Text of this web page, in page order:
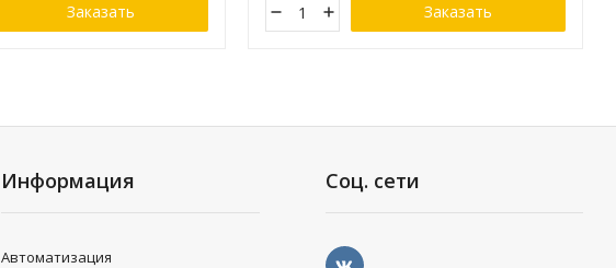
Заказать Заказать
Информация
Автоматизация
Соц. сети